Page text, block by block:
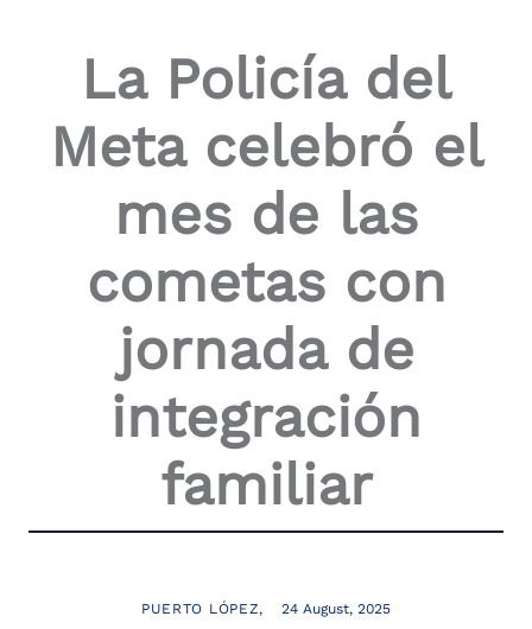
shortcut
activates
La Policía del
Meta celebró el
mes de las
cometas con
jornada de
integración
familiar
PUERTO LÓPEZ 24 August, 2025